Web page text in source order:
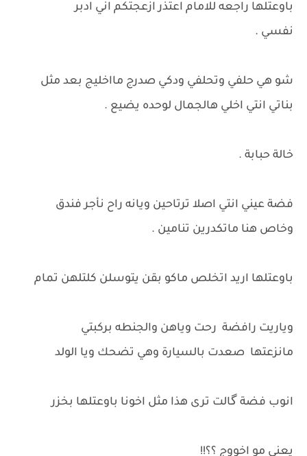
باوعتلها راجعه للامام اعتذر ازعجتكم اني ادبر
نفسي .
شو هي حلفي وتحلفي ودكي صدرج مااخليج بعد مثل
بناتي انتي اخلي هالجمال لوحده يضيع .
خالة حبابة .
فضة عيني انتي اصلا ترتاحين ويانه راح نأجر فندق
وخاص هنا ماتكدرين تنامين .
باوعتلها اريد اتخلص ماكو بقن يتوسلن كلتلهن تمام
وياريت رافضة رحت وياهن والجنطه بركبتي
مانزعتها صعدت بالسيارة وهي تضحك ويا الولد
انوب فضة گالت ترى هذا مثل اخونا باوعتلها بخزر
يعني مو اخووج ؟؟!!